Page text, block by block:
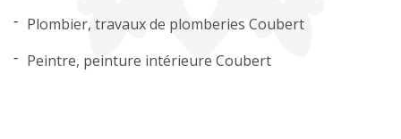
Plombier, travaux de plomberies Coubert
Peintre, peinture intérieure Coubert